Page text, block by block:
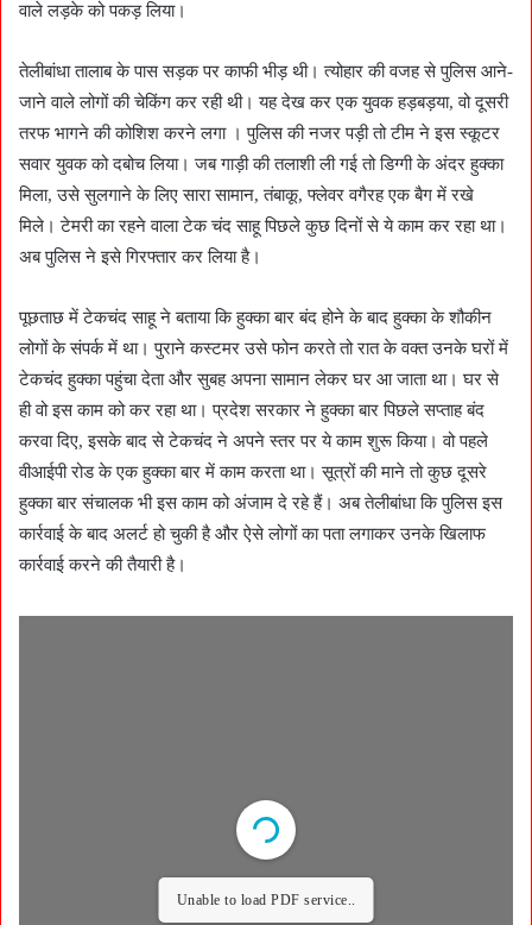
वाले लड़के को पकड़ लिया।
तेलीबांधा तालाब के पास सड़क पर काफी भीड़ थी। त्योहार की वजह से पुलिस आने-
जाने वाले लोगों की चेकिंग कर रही थी। यह देख कर एक युवक हड़बड़या, वो दूसरी
तरफ भागने की कोशिश करने लगा । पुलिस की नजर पड़ी तो टीम ने इस स्कूटर
सवार युवक को दबोच लिया। जब गाड़ी की तलाशी ली गई तो डिग्गी के अंदर हुक्का
मिला, उसे सुलगाने के लिए सारा सामान, तंबाकू, फ्लेवर वगैरह एक बैग में रखे
मिले। टेमरी का रहने वाला टेक चंद साहू पिछले कुछ दिनों से ये काम कर रहा था।
अब पुलिस ने इसे गिरफ्तार कर लिया है।
पूछताछ में टेकचंद साहू ने बताया कि हुक्का बार बंद होने के बाद हुक्का के शौकीन
लोगों के संपर्क में था। पुराने कस्टमर उसे फोन करते तो रात के वक्त उनके घरों में
टेकचंद हुक्का पहुंचा देता और सुबह अपना सामान लेकर घर आ जाता था। घर से
ही वो इस काम को कर रहा था। प्रदेश सरकार ने हुक्का बार पिछले सप्ताह बंद
करवा दिए, इसके बाद से टेकचंद ने अपने स्तर पर ये काम शुरू किया। वो पहले
वीआईपी रोड के एक हुक्का बार में काम करता था। सूत्रों की माने तो कुछ दूसरे
हुक्का बार संचालक भी इस काम को अंजाम दे रहे हैं। अब तेलीबांधा कि पुलिस इस
कार्रवाई के बाद अलर्ट हो चुकी है और ऐसे लोगों का पता लगाकर उनके खिलाफ
कार्रवाई करने की तैयारी है।
Unable to load PDF service..